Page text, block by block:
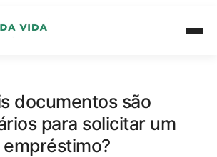
documentos são
para solicitar um
empréstimo?